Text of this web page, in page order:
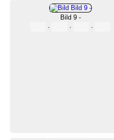
Bild 9 -
·
· ·